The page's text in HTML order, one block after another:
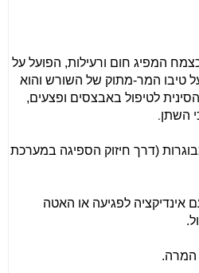
המפיג חום ורעילות, הפועל על
טיבו המר-מתוק של השורש והוא
לטיפול באבצסים ופצעים,
השתן.
(דרך חיזוק הספיגה במערכת
אינדיקציה לפגיעה או האטה
.
המרה.